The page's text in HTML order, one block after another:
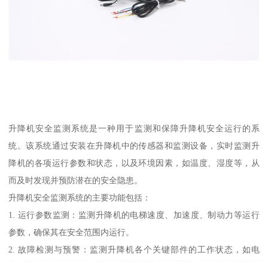
升降机安全监测系统是一种用于监测和保障升降机安全运行的系
统。该系统通过安装在升降机中的传感器和监测设备，实时监测升
降机的各项运行参数和状态，以及环境因素，如温度、湿度等，从
而及时发现并预防潜在的安全隐患。
升降机安全监测系统的主要功能包括：
1. 运行参数监测：监测升降机的电梯速度、加速度、制动力等运行
参数，确保其在安全范围内运行。
2. 故障检测与预警：监测升降机各个关键部件的工作状态，如电